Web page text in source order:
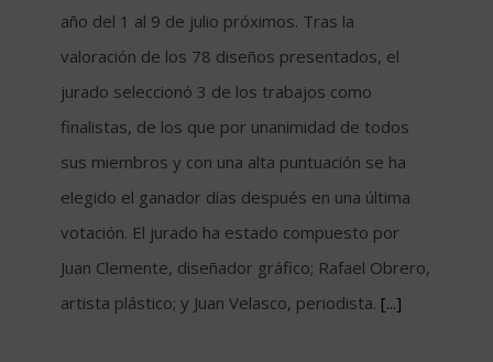
año del 1 al 9 de julio próximos. Tras la
valoración de los 78 diseños presentados, el
jurado seleccionó 3 de los trabajos como
finalistas, de los que por unanimidad de todos
sus miembros y con una alta puntuación se ha
elegido el ganador días después en una última
votación. El jurado ha estado compuesto por
Juan Clemente, diseñador gráfico; Rafael Obrero,
artista plástico; y Juan Velasco, periodista. [...]